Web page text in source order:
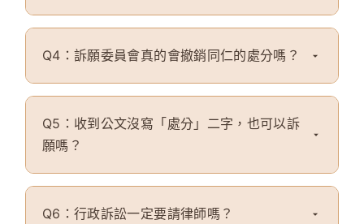
Q4：訴願委員會真的會撤銷同仁的處分嗎？
Q5：收到公文沒寫「處分」二字，也可以訴
願嗎？
Q6：行政訴訟一定要請律師嗎？